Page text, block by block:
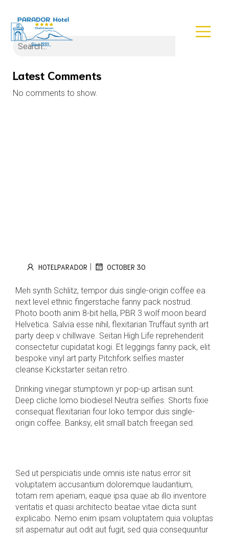
Latest Comments
No comments to show.
HOTELPARADOR | OCTOBER 30
Meh synth Schlitz, tempor duis single-origin coffee ea
next level ethnic fingerstache fanny pack nostrud.
Photo booth anim 8-bit hella, PBR 3 wolf moon beard
Helvetica. Salvia esse nihil, flexitarian Truffaut synth art
party deep v chillwave. Seitan High Life reprehenderit
consectetur cupidatat kogi. Et leggings fanny pack, elit
bespoke vinyl art party Pitchfork selfies master
cleanse Kickstarter seitan retro.
Drinking vinegar stumptown yr pop-up artisan sunt.
Deep cliche lomo biodiesel Neutra selfies. Shorts fixie
consequat flexitarian four loko tempor duis single-
origin coffee. Banksy, elit small batch freegan sed.
Sed ut perspiciatis unde omnis iste natus error sit
voluptatem accusantium doloremque laudantium,
totam rem aperiam, eaque ipsa quae ab illo inventore
veritatis et quasi architecto beatae vitae dicta sunt
explicabo. Nemo enim ipsam voluptatem quia voluptas
sit aspernatur aut odit aut fugit, sed quia consequuntur